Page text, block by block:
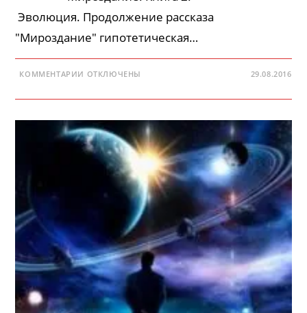
Эволюция. Продолжение рассказа
"Мироздание" гипотетическая…
КОММЕНТАРИИ К
—
2
—
ЭВОЛЮЦИЯ
ОТКЛЮЧЕНЫ 29.08.2016